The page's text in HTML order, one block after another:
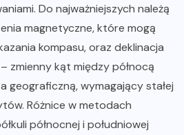
Do najważniejszych należą
magnetyczne, które mogą
kompasu, oraz deklinacja
zmienny kąt między północą
geograficzną, wymagający stałej
Różnice w metodach
północnej i południowej